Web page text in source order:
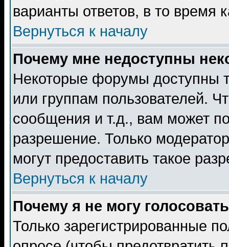
варианты ответов, в то время
Вернуться к началу
Почему мне недоступны
Некоторые форумы доступны
или группам пользователей.
сообщения и т.д., вам может
разрешение. Только
могут предоставить такое
Вернуться к началу
Почему я не могу
Только зарегистрированные